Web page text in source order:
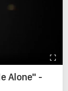
Alone" -